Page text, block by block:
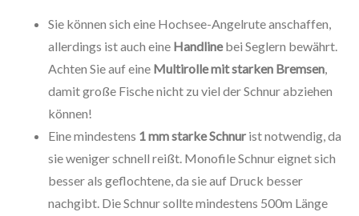
Sie können sich eine Hochsee-Angelrute anschaffen,
allerdings ist auch eine Handlinebei Seglern bewährt.
Achten Sie auf eine Multirolle mit starken Bremsen
damit große Fische nicht zu viel der Schnur abziehen
können!
Eine mindestens 1 mm starke Schnur ist notwendig, da
sie weniger schnell reißt. Monofile Schnur eignet sich
besser als geflochtene, da sie auf Druck besser
nachgibt. Die Schnur sollte mindestens 500m Länge